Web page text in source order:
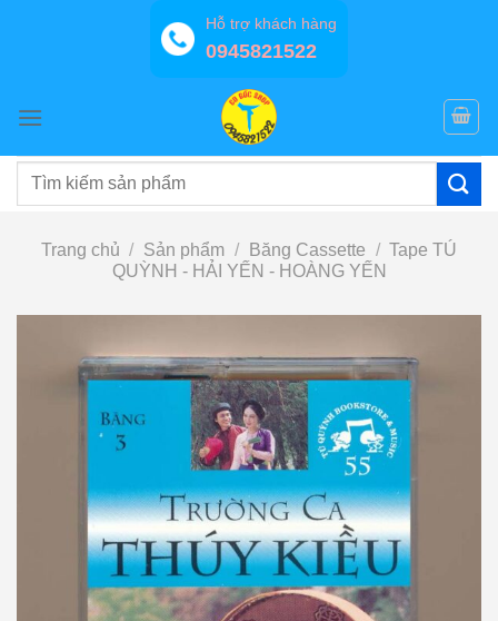
Hỗ trợ khách hàng
0945821522
Tìm
Trang chủ / Sản phẩm / Băng Cassette / Tape TÚ
QUỲNH - HẢI YẾN - HOÀNG YẾN